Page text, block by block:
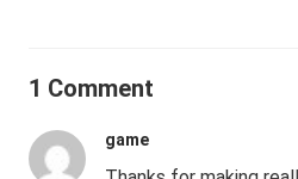
1 Comment
game